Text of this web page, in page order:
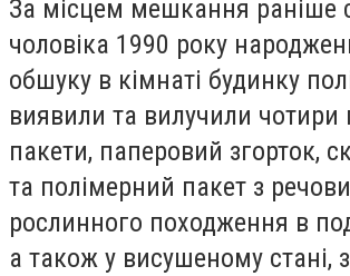
За місцем мешкання раніше
чоловіка 1990 року
обшуку в кімнаті будинку
виявили та вилучили чотири
пакети, паперовий згорток,
та полімерний пакет з
рослинного походження в
а також у висушеному стані,